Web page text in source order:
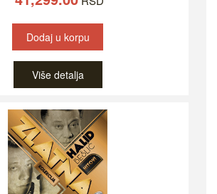
Dodaj u korpu
Više detalja